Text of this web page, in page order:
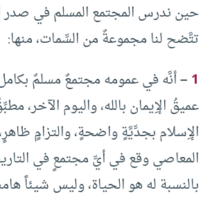
حين ندرس المجتمع المسلم في صدر
تتَّضح لنا مجموعةٌ من السِّمات، منها:
1
–أنَّه في عمومه مجتمعٌ مسلمٌ
عميقُ الإِيمان بالله، واليوم الآخر،
الإِسلام بجدِّيَّةٍ واضحةٍ، والتزامٍ
المعاصي وقع في أيِّ مجتمعٍ في
بالنسبة له هو الحياة، وليس شيئاً